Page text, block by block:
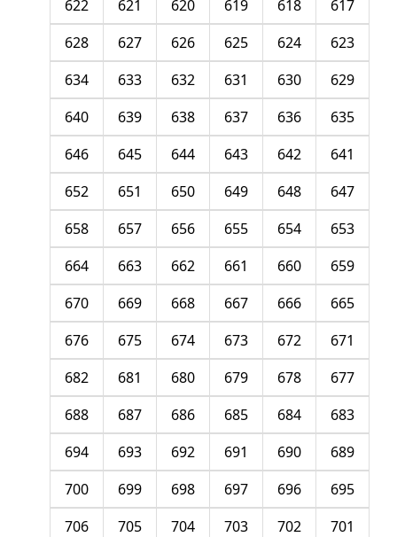
617
618
619
620
621
622
623
624
625
626
627
628
629
630
631
632
633
634
635
636
637
638
639
640
641
642
643
644
645
646
647
648
649
650
651
652
653
654
655
656
657
658
659
660
661
662
663
664
665
666
667
668
669
670
671
672
673
674
675
676
677
678
679
680
681
682
683
684
685
686
687
688
689
690
691
692
693
694
695
696
697
698
699
700
701
702
703
704
705
706